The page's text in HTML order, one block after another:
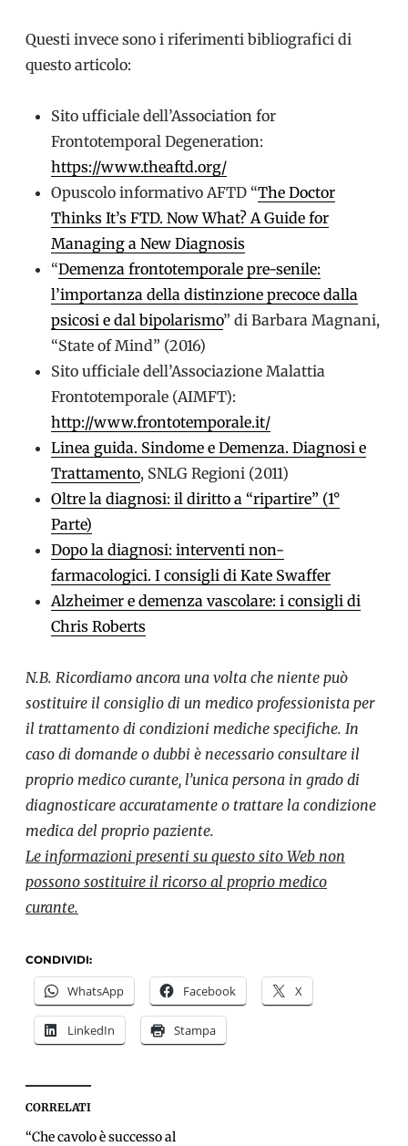
Questi invece sono i riferimenti bibliografici di
questo articolo:
Sito ufficiale dell’Association for
Frontotemporal Degeneration:
https://www.theaftd.org/
Opuscolo informativo AFTD “The Doctor
Thinks It’s FTD. Now What? A Guide for
Managing a New Diagnosis
“Demenza frontotemporale pre-senile:
l’importanza della distinzione precoce dalla
psicosi e dal bipolarismo” di Barbara Magnani,
“State of Mind” (2016)
Sito ufficiale dell’Associazione Malattia
Frontotemporale (AIMFT):
http://www.frontotemporale.it/
Linea guida. Sindome e Demenza. Diagnosi e
Trattamento, SNLG Regioni (2011)
Oltre la diagnosi: il diritto a “ripartire” (1°
Parte)
Dopo la diagnosi: interventi non-
farmacologici. I consigli di Kate Swaffer
Alzheimer e demenza vascolare: i consigli di
Chris Roberts
N.B. Ricordiamo ancora una volta che niente può
sostituire il consiglio di un medico professionista per
il trattamento di condizioni mediche specifiche. In
caso di domande o dubbi è necessario consultare il
proprio medico curante, l’unica persona in grado di
diagnosticare accuratamente o trattare la condizione
medica del proprio paziente.
Le informazioni presenti su questo sito Web non
possono sostituire il ricorso al proprio medico
curante.
CONDIVIDI:
WhatsApp Facebook X
LinkedIn Stampa
CORRELATI
“Che cavolo è successo al